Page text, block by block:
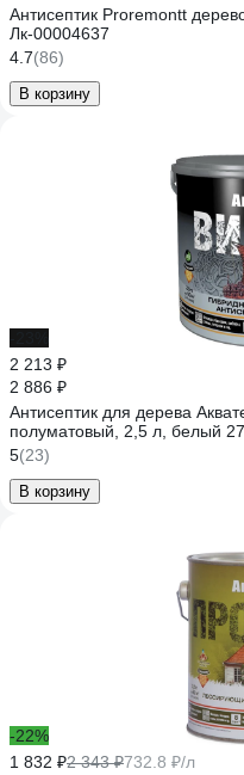
Антисептик Proremontt
Лк-00004637
4.7(86)
В корзину
2 213 ₽
2 886 ₽
Антисептик для дерева
полуматовый, 2,5 л, белый
5(23)
В корзину
-22%
1 832 ₽2 343 ₽732.8 ₽/л